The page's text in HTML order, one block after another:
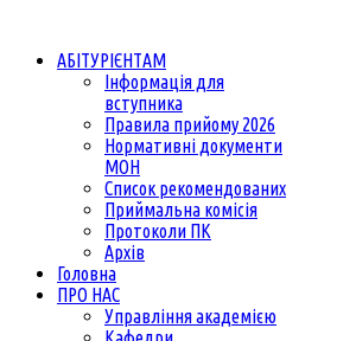
АБІТУРІЄНТАМ
Інформація для
вступника
Правила прийому 2026
Нормативні документи
МОН
Список рекомендованих
Приймальна комісія
Протоколи ПК
Архів
Головна
ПРО НАС
Управління академією